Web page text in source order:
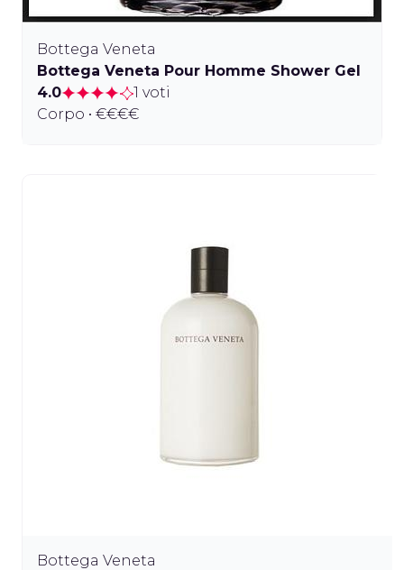
Bottega Veneta
Bottega Veneta Pour Homme Shower Gel
4.0
1 voti
Corpo • €€€€
Bottega Veneta